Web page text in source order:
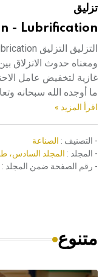
تزليق
- Lubrification
ومعناه حدوث الانزلاق
غازية لتخفيض عامل
ما أوجده الله سبحانه
اقرأ المزيد »
- التصنيف : الصناعة
- المجلد : المجلد السادس، طبعة 2002،
- رقم الصفحة ضمن المجلد :
متنوع